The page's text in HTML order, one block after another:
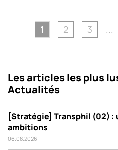
1 2 3 ...
Les articles les plus
Actualités
[Stratégie] Transphil (02) :
ambitions
06.08.2026